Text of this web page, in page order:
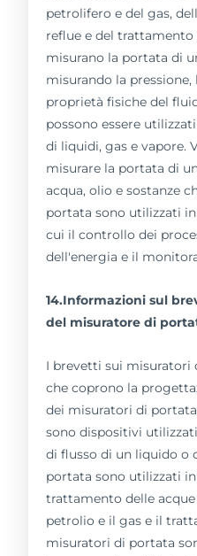
petrolifero e del gas,
reflue e del
misurano la portata di
misurando la
proprietà fisiche del
possono essere
di liquidi, gas e vapore.
misurare la portata di
acqua, olio e sostanze
portata sono utilizzati
cui il controllo dei
dell'energia e il
14.Informazioni sul
del misuratore di
I brevetti sui misuratori
che coprono la
dei misuratori di
sono dispositivi
di flusso di un liquido o
portata sono utilizzati
trattamento delle acque
petrolio e il gas e il
misuratori di portata